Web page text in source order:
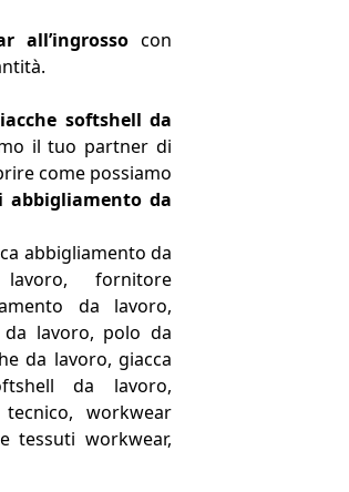
all’ingrossocon
softshell da
il tuo partner di
come possiamo
da
abbigliamento da
fornitore
da lavoro,
lavoro, polo da
da lavoro, giacca
da lavoro,
workwear
tessuti workwear,